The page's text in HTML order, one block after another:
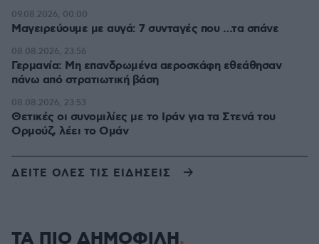
Μαγειρεύουμε με αυγά: 7 συνταγές που …τα σπάνε
09.08.2026, 00:00
Γερμανία: Μη επανδρωμένα αεροσκάφη εθεάθησαν
πάνω από στρατιωτική βάση
08.08.2026, 23:56
Θετικές οι συνομιλίες με το Ιράν για τα Στενά του
Ορμούζ, λέει το Ομάν
08.08.2026, 23:53
ΔΕΙΤΕ ΟΛΕΣ ΤΙΣ ΕΙΔΗΣΕΙΣ
ΤΑ ΠΙΟ ΔΗΜΟΦΙΛΗ